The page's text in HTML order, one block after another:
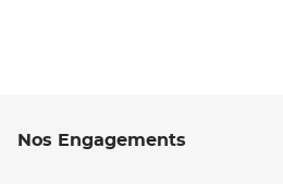
Nos Engagements